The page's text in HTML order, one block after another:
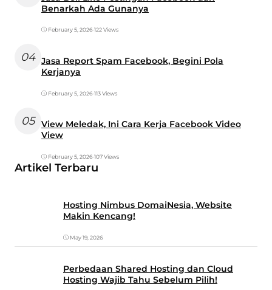
Benarkah Ada Gunanya
February 5, 2026•122 Views
04 Jasa Report Spam Facebook, Begini Pola
Kerjanya
February 5, 2026•113 Views
05
View Meledak, Ini Cara Kerja Facebook Video
View
February 5, 2026•107 Views
Artikel Terbaru
Hosting Nimbus DomaiNesia, Website
Makin Kencang!
May 19, 2026
Perbedaan Shared Hosting dan Cloud
Hosting Wajib Tahu Sebelum Pilih!